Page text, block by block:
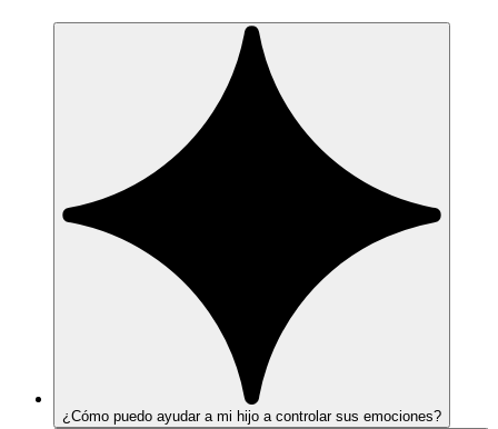
¿Cómo puedo ayudar a mi hijo a controlar sus emociones?